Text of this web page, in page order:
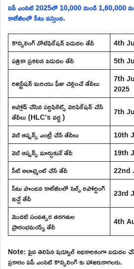
ఏపీ ఎంసెట్ 2025లో 10,000 నుండి 1,60,000
కాలేజీలలో సీటు వస్తుంది.
కౌన్సిలింగ్ నోటిఫికేషన్ విడుదల తేదీ
4th
పత్రికా ప్రకటన విడుదల తేదీ
5th
రిజిస్ట్రేషన్ మరియు ఫీజు చెల్లించే తేదీలు
7th
2025
అప్లోడ్ చేసిన సర్టిఫికెట్స్ వెరిఫికేషన్ చేసే
తేదీలు (HLC’s వద్ద )
7th
వెబ్ ఆప్షన్స్ ఎంట్రీ చేసే తేదీలు
10th
వెబ్ ఆప్షన్స్ మార్చుకునే తేదీ
19th
సీట్ అలాట్మెంట్ చేసే తేదీ
22nd
సీటు పొందిన కాలేజీలలో సెల్ఫ్ రిపోర్టింగ్
ఇచ్చే తేదీ
23rd
మొదటి సంవత్సర తరగతుల
ప్రారంభమయ్యే తేదీ 4th
Note: పైన తెలిపిన షెడ్యూల్ అధికారికంగా విడుదల
ప్రకారం ఏపీ ఎంసెట్ కౌన్సిలింగ్ కు హాజరుకాగలరు.